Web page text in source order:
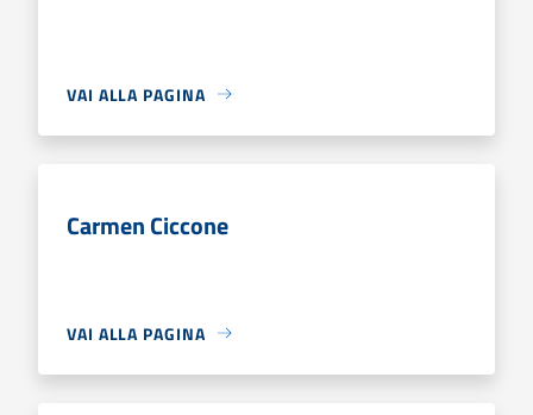
VAI ALLA PAGINA
Carmen Ciccone
VAI ALLA PAGINA